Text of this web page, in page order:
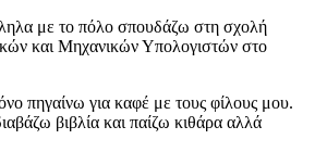
με το πόλο σπουδάζω στη σχολή
και Μηχανικών Υπολογιστών στο
πηγαίνω για καφέ με τους φίλους μου.
βιβλία και παίζω κιθάρα αλλά